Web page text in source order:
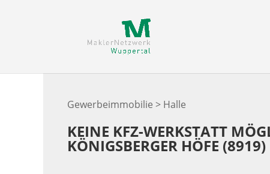
Gewerbeimmobilie > Halle
KEINE KFZ-WERKSTATT
KÖNIGSBERGER HÖFE (8919)